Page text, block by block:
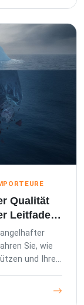
Qualität
Leitfaden
Sie, wie
und Ihre